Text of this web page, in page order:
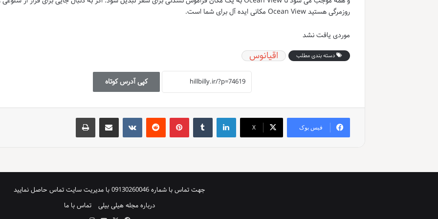
روزمرگی هستید Ocean View مکانی ایده آل برای شما است.
موردی یافت نشد
دسته بندی مطلب اقیانوس
کپی آدرس کوتاه
فیس بوک X
لینکدین ‫تامبلر ‫پین‌ترست‫رددیت ‫VKontakteاشتراک گذاری از طریق ایمیل چاپ
جهت تماس با شماره 09130260046 با مدیریت سایت تماس حاصل نمایید
درباره مجله هیلی بیلی
تماس با ما